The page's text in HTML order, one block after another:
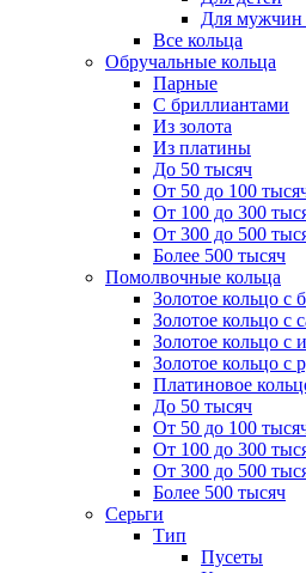
Для
Все кольца
Обручальные кольца
Парные
С бриллиантами
Из золота
Из платины
До 50 тысяч
От 50 до 100
От 100 до 300
От 300 до 500
Более 500 тысяч
Помолвочные кольца
Золотое кольцо с
Золотое кольцо с
Золотое кольцо с
Золотое кольцо с
Платиновое
До 50 тысяч
От 50 до 100
От 100 до 300
От 300 до 500
Более 500 тысяч
Серьги
Тип
Пусеты